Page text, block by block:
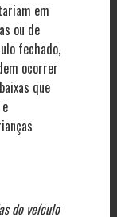
em
ou de
fechado,
ocorrer
que
do veículo